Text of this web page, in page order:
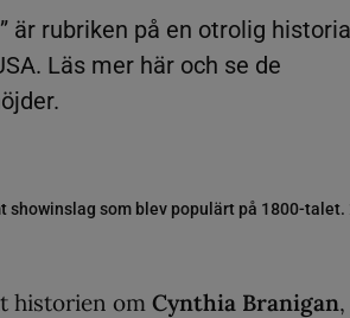
är rubriken på en otrolig historia
Läs mer här och se de
showinslag som blev populärt på 1800-talet.
historien om Cynthia Branigan,